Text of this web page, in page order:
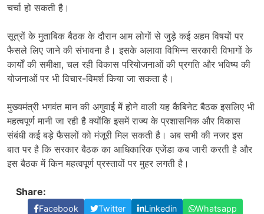
चर्चा हो सकती है।
सूत्रों के मुताबिक बैठक के दौरान आम लोगों से जुड़े कई अहम विषयों पर
फैसले लिए जाने की संभावना है। इसके अलावा विभिन्न सरकारी विभागों के
कार्यों की समीक्षा, चल रही विकास परियोजनाओं की प्रगति और भविष्य की
योजनाओं पर भी विचार-विमर्श किया जा सकता है।
मुख्यमंत्री भगवंत मान की अगुवाई में होने वाली यह कैबिनेट बैठक इसलिए भी
महत्वपूर्ण मानी जा रही है क्योंकि इसमें राज्य के प्रशासनिक और विकास
संबंधी कई बड़े फैसलों को मंजूरी मिल सकती है। अब सभी की नजर इस
बात पर है कि सरकार बैठक का आधिकारिक एजेंडा कब जारी करती है और
इस बैठक में किन महत्वपूर्ण प्रस्तावों पर मुहर लगती है।
Share:
Facebook Twitter Linkedin
Whatsapp